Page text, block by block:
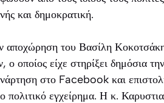
και δημοκρατική.
αποχώρηση του Βασίλη
οποίος είχε στηρίξει δημόσια
στο Facebook και
εγχείρημα. Η κ.